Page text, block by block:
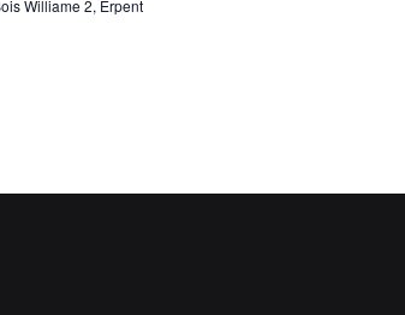
Williame 2, Erpent